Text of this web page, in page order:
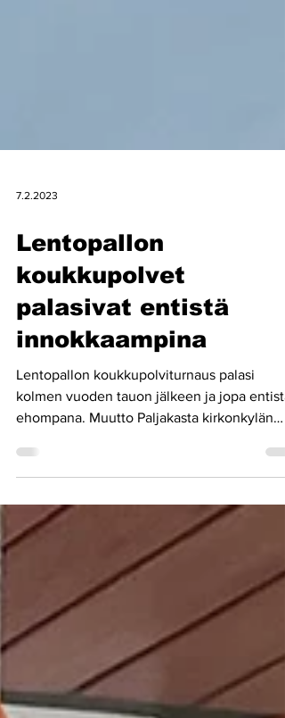
7.2.2023
Lentopallon
koukkupolvet
palasivat entistä
innokkaampina
Lentopallon koukkupolviturnaus palasi
kolmen vuoden tauon jälkeen ja jopa entistä
ehompana. Muutto Paljakasta kirkonkylän
uuteen...